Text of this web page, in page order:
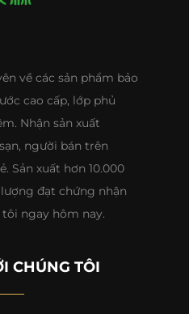
về các sản phẩm bảo
cao cấp, lớp phủ
Nhận sản xuất
người bán trên
Sản xuất hơn 10.000
đạt chứng nhận
tôi ngay hôm nay.
CHÚNG TÔI